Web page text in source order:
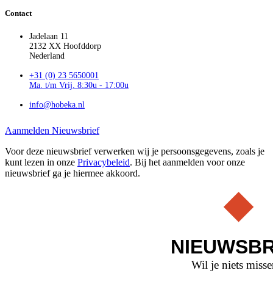
Contact
Jadelaan 11
2132 XX Hoofddorp
Nederland
+31 (0) 23 5650001
Ma. t/m Vrij. 8:30u - 17:00u
info@hobeka.nl
Aanmelden Nieuwsbrief
Voor deze nieuwsbrief verwerken wij je persoonsgegevens, zoals je
kunt lezen in onze Privacybeleid. Bij het aanmelden voor onze
nieuwsbrief ga je hiermee akkoord.
Wil je niets